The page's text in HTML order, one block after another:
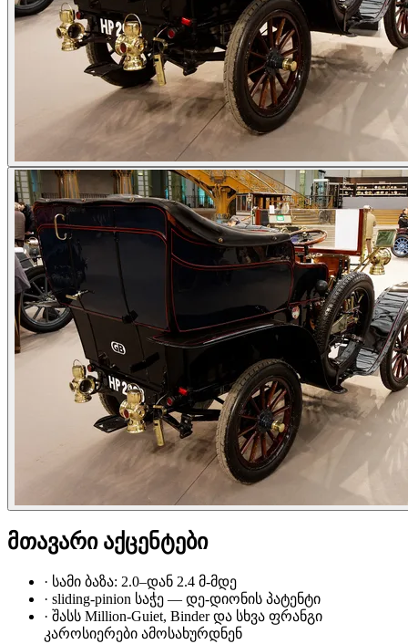
მთავარი აქცენტები
· სამი ბაზა: 2.0–დან 2.4 მ-მდე
· sliding-pinion საჭე — დე-დიონის პატენტი
· შასს Million-Guiet, Binder და სხვა ფრანგი
კაროსიერები ამოსახურდნენ